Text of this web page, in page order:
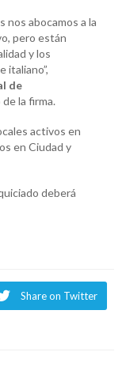
nos abocamos a la
pero están
y los
italiano”,
de
la firma.
activos en
en Ciudad y
deberá
Share on Twitter